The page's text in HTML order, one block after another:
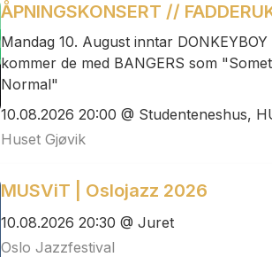
ÅPNINGSKONSERT //
Mandag 10. August inntar
kommer de med BANGERS som
Normal"
10.08.2026 20:00 @ Studenteneshus,
Huset Gjøvik
MUSViT | Oslojazz 2026
10.08.2026 20:30 @ Juret
Oslo Jazzfestival